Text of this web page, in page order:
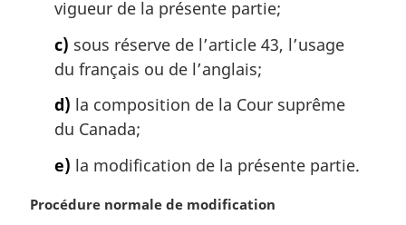
vigueur de la présente partie;
c) sous réserve de l’article 43, l’usage
du français ou de l’anglais;
d) la composition de la Cour suprême
du Canada;
e) la modification de la présente partie.
N
Procédure normale de modification